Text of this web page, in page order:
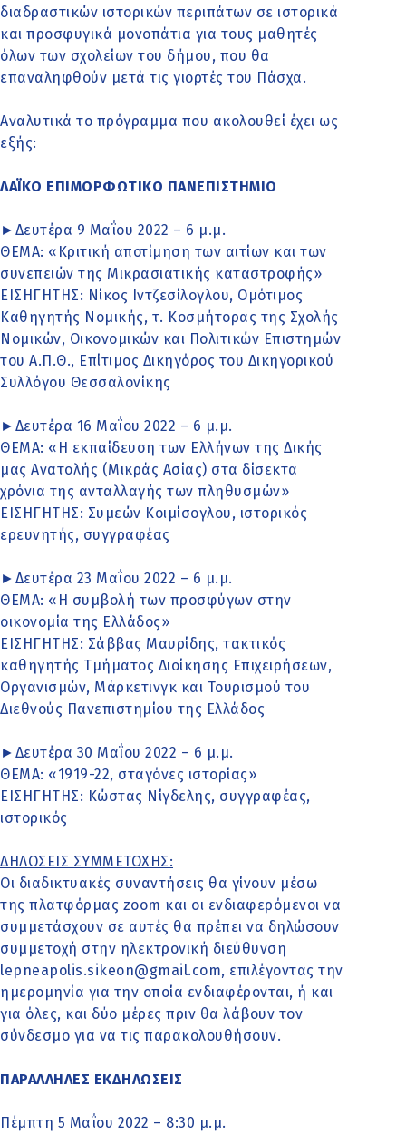
διαδραστικών ιστορικών περιπάτων σε ιστορικά
και προσφυγικά μονοπάτια για τους μαθητές
όλων των σχολείων του δήμου, που θα
επαναληφθούν μετά τις γιορτές του Πάσχα.
Αναλυτικά το πρόγραμμα που ακολουθεί έχει ως
εξής:
ΛΑΪΚΟ ΕΠΙΜΟΡΦΩΤΙΚΟ ΠΑΝΕΠΙΣΤΗΜΙΟ
►Δευτέρα 9 Μαΐου 2022 – 6 μ.μ.
ΘΕΜΑ: «Κριτική αποτίμηση των αιτίων και των
συνεπειών της Μικρασιατικής καταστροφής»
ΕΙΣΗΓΗΤΗΣ: Νίκος Ιντζεσίλογλου, Ομότιμος
Καθηγητής Νομικής, τ. Κοσμήτορας της Σχολής
Νομικών, Οικονομικών και Πολιτικών Επιστημών
του Α.Π.Θ., Επίτιμος Δικηγόρος του Δικηγορικού
Συλλόγου Θεσσαλονίκης
►Δευτέρα 16 Μαΐου 2022 – 6 μ.μ.
ΘΕΜΑ: «Η εκπαίδευση των Ελλήνων της Δικής
μας Ανατολής (Μικράς Ασίας) στα δίσεκτα
χρόνια της ανταλλαγής των πληθυσμών»
ΕΙΣΗΓΗΤΗΣ: Συμεών Κοιμίσογλου, ιστορικός
ερευνητής, συγγραφέας
►Δευτέρα 23 Μαΐου 2022 – 6 μ.μ.
ΘΕΜΑ: «Η συμβολή των προσφύγων στην
οικονομία της Ελλάδος»
ΕΙΣΗΓΗΤΗΣ: Σάββας Μαυρίδης, τακτικός
καθηγητής Τμήματος Διοίκησης Επιχειρήσεων,
Οργανισμών, Μάρκετινγκ και Τουρισμού του
Διεθνούς Πανεπιστημίου της Ελλάδος
►Δευτέρα 30 Μαΐου 2022 – 6 μ.μ.
ΘΕΜΑ: «1919-22, σταγόνες ιστορίας»
ΕΙΣΗΓΗΤΗΣ: Κώστας Νίγδελης, συγγραφέας,
ιστορικός
ΔΗΛΩΣΕΙΣ ΣΥΜΜΕΤΟΧΗΣ:
Οι διαδικτυακές συναντήσεις θα γίνουν μέσω
της πλατφόρμας zoom και οι ενδιαφερόμενοι να
συμμετάσχουν σε αυτές θα πρέπει να δηλώσουν
συμμετοχή στην ηλεκτρονική διεύθυνση
lepneapolis.sikeon@gmail.com, επιλέγοντας την
ημερομηνία για την οποία ενδιαφέρονται, ή και
για όλες, και δύο μέρες πριν θα λάβουν τον
σύνδεσμο για να τις παρακολουθήσουν.
ΠΑΡΑΛΛΗΛΕΣ ΕΚΔΗΛΩΣΕΙΣ
Πέμπτη 5 Μαΐου 2022 – 8:30 μ.μ.